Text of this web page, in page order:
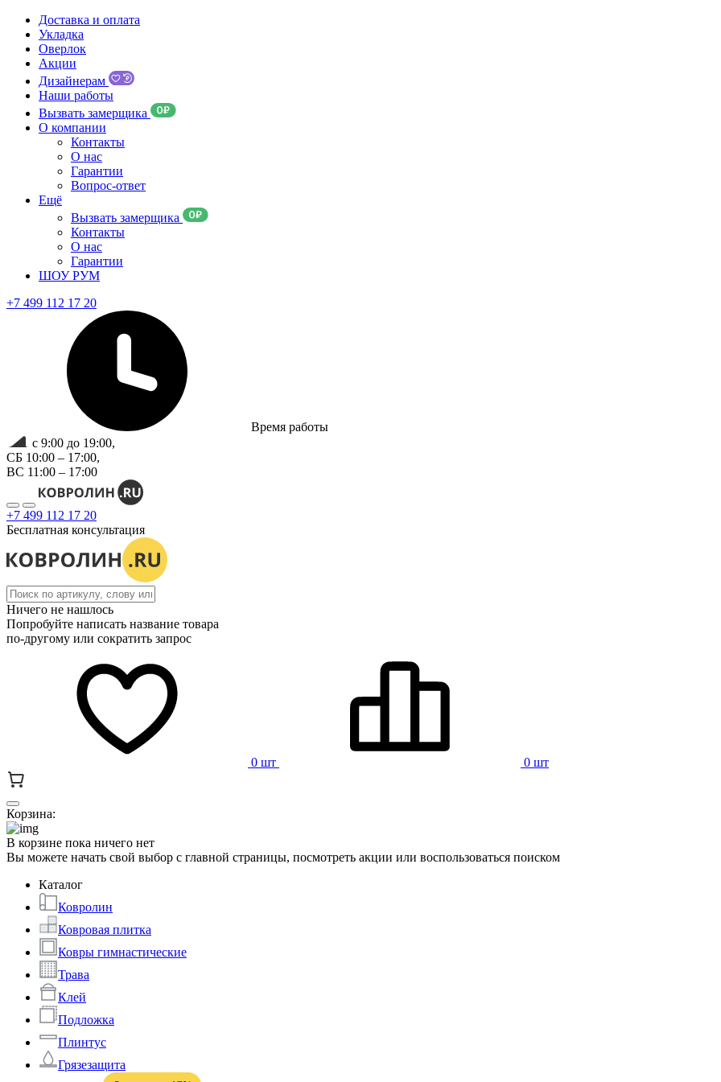
Доставка и оплата
Укладка
Оверлок
Акции
Дизайнерам
Наши работы
Вызвать замерщика
О компании
Контакты
О нас
Гарантии
Вопрос-ответ
Ещё
Вызвать замерщика
Контакты
О нас
Гарантии
ШОУ РУМ
+7 499 112 17 20
Время работы
с 9:00 до 19:00,
СБ 10:00 – 17:00,
ВС 11:00 – 17:00
+7 499 112 17 20
Бесплатная консультация
Ничего не нашлось
Попробуйте написать название товара
по-другому или сократить запрос
0 шт 0 шт
Корзина:
В корзине пока ничего нет
Вы можете начать свой выбор с главной страницы, посмотреть акции или воспользоваться поиском
Каталог
Ковролин
Ковровая плитка
Ковры гимнастические
Трава
Клей
Подложка
Плинтус
Грязезащита